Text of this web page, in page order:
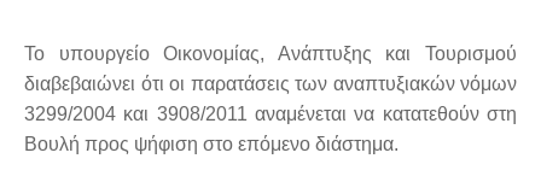
Το υπουργείο Οικονομίας, Ανάπτυξης και Τουρισμού
διαβεβαιώνει ότι οι παρατάσεις των αναπτυξιακών νόμων
3299/2004 και 3908/2011 αναμένεται να κατατεθούν στη
Βουλή προς ψήφιση στο επόμενο διάστημα.